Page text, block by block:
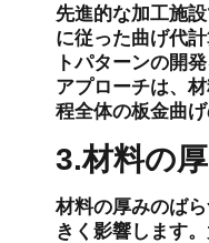
先進的な加工施
に従った曲げ代
トパターンの開
アプローチは、
程全体の板金曲
3.材料の
材料の厚みのば
きく影響します